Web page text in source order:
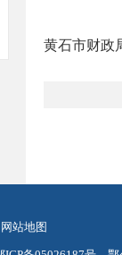
黄石市财政
网站地图